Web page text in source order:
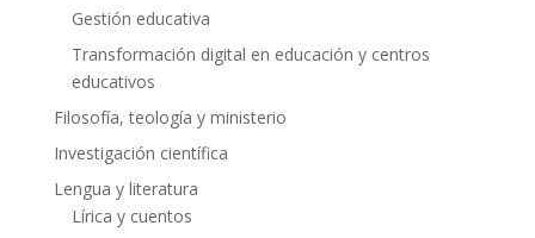
Gestión educativa
Transformación digital en educación y centros
educativos
Filosofía, teología y ministerio
Investigación científica
Lengua y literatura
Lírica y cuentos